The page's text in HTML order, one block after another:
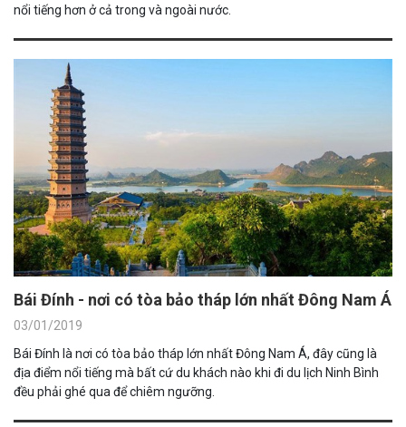
nổi tiếng hơn ở cả trong và ngoài nước.
Bái Đính - nơi có tòa bảo tháp lớn nhất Đông Nam Á
03/01/2019
Bái Đính là nơi có tòa bảo tháp lớn nhất Đông Nam Á, đây cũng là
địa điểm nổi tiếng mà bất cứ du khách nào khi đi du lịch Ninh Bình
đều phải ghé qua để chiêm ngưỡng.